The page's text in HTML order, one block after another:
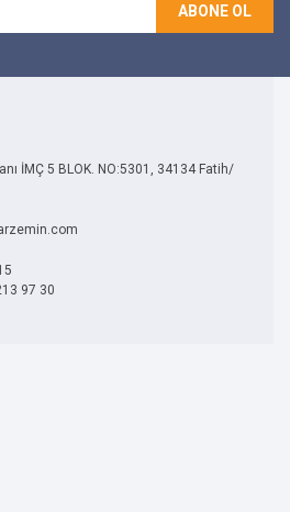
ABONE OL
İMÇ 5 BLOK. NO:5301, 34134 Fatih/
97 30